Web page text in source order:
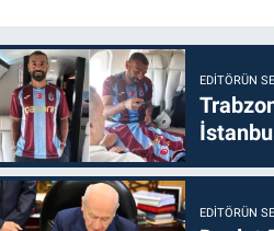
EDITÖRÜN
EDITÖRÜN